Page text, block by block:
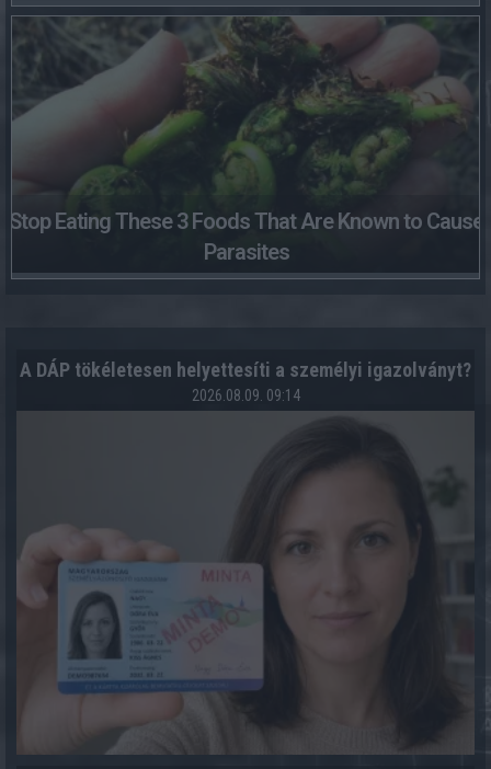
Stop Eating These 3 Foods That Are Known to Cause
Parasites
A DÁP tökéletesen helyettesíti a személyi igazolványt?
2026.08.09. 09:14